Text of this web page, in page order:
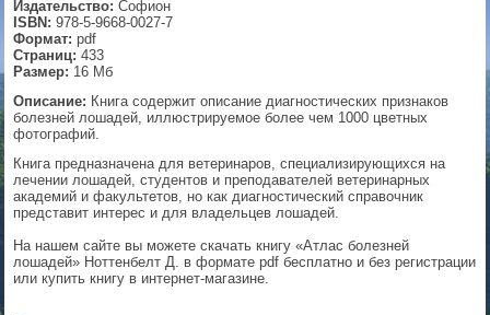
Издательство: Софион
ISBN: 978-5-9668-0027-7
Формат: pdf
Страниц: 433
Размер: 16 Мб
Описание: Книга содержит описание диагностических признаков
болезней лошадей, иллюстрируемое более чем 1000 цветных
фотографий.
Книга предназначена для ветеринаров, специализирующихся на
лечении лошадей, студентов и преподавателей ветеринарных
академий и факультетов, но как диагностический справочник
представит интерес и для владельцев лошадей.
На нашем сайте вы можете скачать книгу «Атлас болезней
лошадей» Ноттенбелт Д. в формате pdf бесплатно и без регистрации
или купить книгу в интернет-магазине.
▼
▼
▼